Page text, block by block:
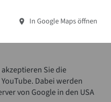
In Google Maps öffnen
Sie die
Dabei werden
von Google in den USA